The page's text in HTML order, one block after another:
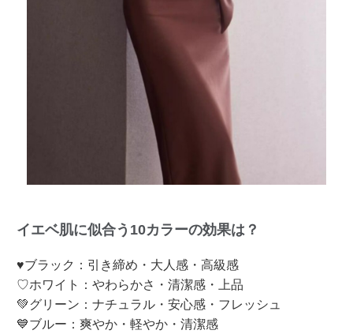
イエベ肌に似合う10カラーの効果は？
♥ブラック：引き締め・大人感・高級感
♡ホワイト：やわらかさ・清潔感・上品
💚グリーン：ナチュラル・安心感・フレッシュ
💙ブルー：爽やか・軽やか・清潔感